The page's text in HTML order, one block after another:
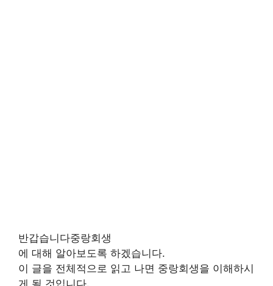
반갑습니다중랑회생
에 대해 알아보도록 하겠습니다.
이 글을 전체적으로 읽고 나면 중랑회생을 이해하시
게 될 것입니다.